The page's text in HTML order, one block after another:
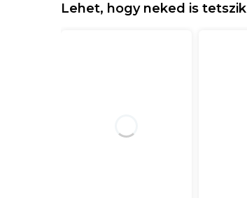
Lehet, hogy neked is tetszik